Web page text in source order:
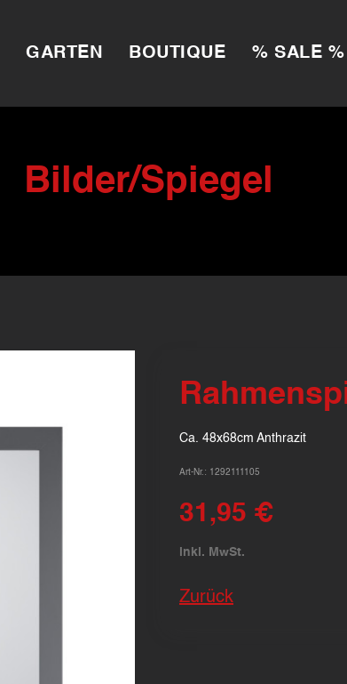
GARTEN BOUTIQUE % SALE %
Bilder/Spiegel
Ca. 48x68cm Anthrazit
Art-Nr.: 1292111105
31,95 €
inkl. MwSt.
Zurück